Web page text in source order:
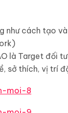
như cách tạo
là Target đối
sở thích, vị trí